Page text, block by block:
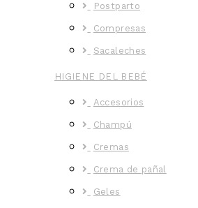
Postparto
Compresas
Sacaleches
HIGIENE DEL BEBÉ
Accesorios
Champú
Cremas
Crema de pañal
Geles